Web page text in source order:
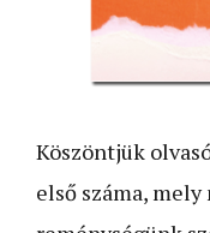
Köszöntjük
első száma,